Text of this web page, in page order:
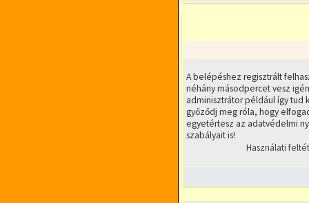
A belépéshez regisztrált
néhány másodpercet vesz
adminisztrátor például így tud
győződj meg róla, hogy
egyetértesz az adatvédelmi
szabályait is!
Használati